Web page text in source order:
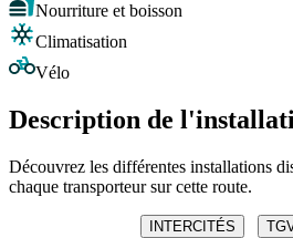
Nourriture et boisson
Climatisation
Vélo
Description de
Découvrez les différentes installations
chaque transporteur sur cette route.
INTERCITÉS